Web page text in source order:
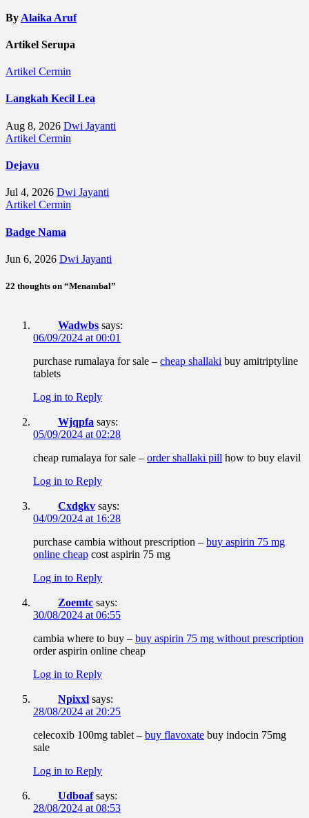
By Alaika Aruf
Artikel Serupa
Artikel Cermin
Langkah Kecil Lea
Aug 8, 2026 Dwi Jayanti
Artikel Cermin
Dejavu
Jul 4, 2026 Dwi Jayanti
Artikel Cermin
Badge Nama
Jun 6, 2026 Dwi Jayanti
22 thoughts on “Menambal”
Wadwbs says:
06/09/2024 at 00:01
purchase rumalaya for sale – cheap shallaki buy amitriptyline
tablets
Log in to Reply
Wjqpfa says:
05/09/2024 at 02:28
cheap rumalaya for sale – order shallaki pill how to buy elavil
Log in to Reply
Cxdgkv says:
04/09/2024 at 16:28
purchase cambia without prescription – buy aspirin 75 mg
online cheap cost aspirin 75 mg
Log in to Reply
Zoemtc says:
30/08/2024 at 06:55
cambia where to buy – buy aspirin 75 mg without prescription
order aspirin online cheap
Log in to Reply
Npixxl says:
28/08/2024 at 20:25
celecoxib 100mg tablet – buy flavoxate buy indocin 75mg
sale
Log in to Reply
Udboaf says:
28/08/2024 at 08:53